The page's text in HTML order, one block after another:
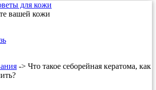
для кожи
вашей кожи
-> Что такое себорейная кератома, как